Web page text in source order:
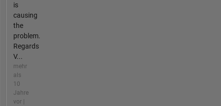
is
causing
the
problem.
Regards
V...
mehr
als
10
Jahre
vor |